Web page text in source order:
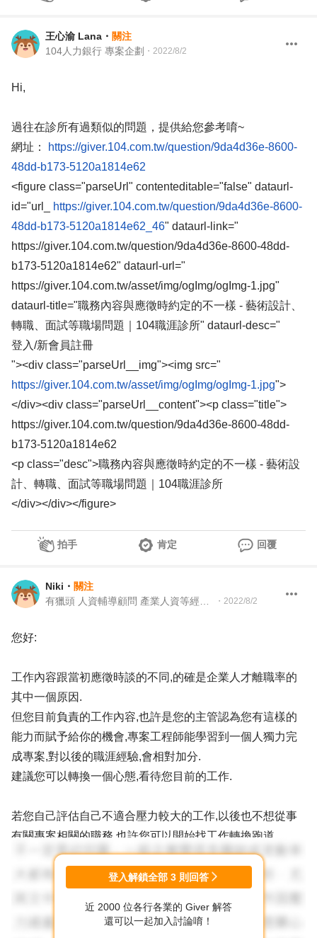
王心渝 Lana ・ 關注
104人力銀行 專案企劃 ・ 2022/8/2
Hi,
過往在診所有過類似的問題，提供給您參考唷~
網址：
https://giver.104.com.tw/question/9da4d36e-8600-
48dd-b173-5120a1814e62
<figure class="parseUrl" contenteditable="false" dataurl-
id="url_
https://giver.104.com.tw/question/9da4d36e-8600-
48dd-b173-5120a1814e62_46" dataurl-link="
https://giver.104.com.tw/question/9da4d36e-8600-48dd-
b173-5120a1814e62" dataurl-url="
https://giver.104.com.tw/asset/img/ogImg/ogImg-1.jpg"
dataurl-title="職務內容與應徵時約定的不一樣 - 藝術設計、
轉職、面試等職場問題｜104職涯診所" dataurl-desc="
登入/新會員註冊
"><div class="parseUrl__img"><img src="
https://giver.104.com.tw/asset/img/ogImg/ogImg-1.jpg">
</div><div class="parseUrl__content"><p class="title">
https://giver.104.com.tw/question/9da4d36e-8600-48dd-
b173-5120a1814e62
<p class="desc">職務內容與應徵時約定的不一樣 - 藝術設
計、轉職、面試等職場問題｜104職涯診所
</div></div></figure>
拍手 肯定 回覆
Niki ・ 關注
・ 2022/8/2
您好:
工作內容跟當初應徵時談的不同,的確是企業人才離職率的
其中一個原因.
但您目前負責的工作內容,也許是您的主管認為您有這樣的
能力而賦予給你的機會,專案工程師能學習到一個人獨力完
成專案,對以後的職涯經驗,會相對加分.
建議您可以轉換一個心態,看待您目前的工作.
若您自己評估自己不適合壓力較大的工作,以後也不想從事
有關專案相關的職務,也許您可以開始找工作轉換跑道.
登入解鎖全部 3 則回答
近 2000 位各行各業的 Giver 解答
還可以一起加入討論唷！